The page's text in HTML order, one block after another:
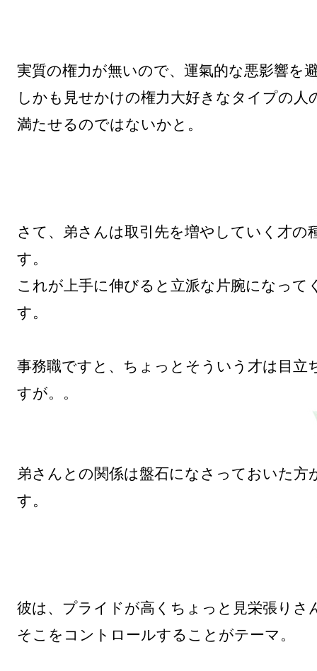
実質の権力が無いので、運氣的な悪影響を
しかも見せかけの権力大好きなタイプの人
満たせるのではないかと。
さて、弟さんは取引先を増やしていく才の
す。
これが上手に伸びると立派な片腕になって
す。
事務職ですと、ちょっとそういう才は目立
すが。。
弟さんとの関係は盤石になさっておいた方
す。
彼は、プライドが高くちょっと見栄張りさ
そこをコントロールすることがテーマ。